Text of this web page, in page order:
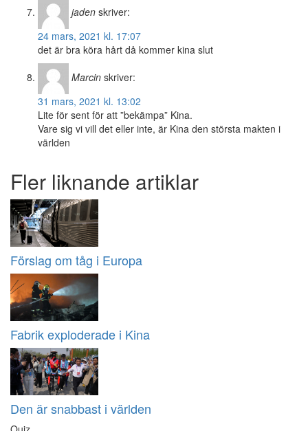
jaden skriver:
24 mars, 2021 kl. 17:07
det är bra köra hårt då kommer kina slut
Marcin skriver:
31 mars, 2021 kl. 13:02
Lite för sent för att ”bekämpa” Kina.
Vare sig vi vill det eller inte, är Kina den största makten i
världen
Fler liknande artiklar
Förslag om tåg i Europa
Fabrik exploderade i Kina
Den är snabbast i världen